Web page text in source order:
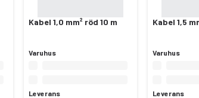
Kabel 1,0 mm² röd 10 m
Varuhus
Leverans
Kabel 1,5
Varuhus
Leverans